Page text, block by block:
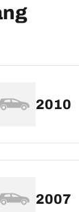
2010
2007